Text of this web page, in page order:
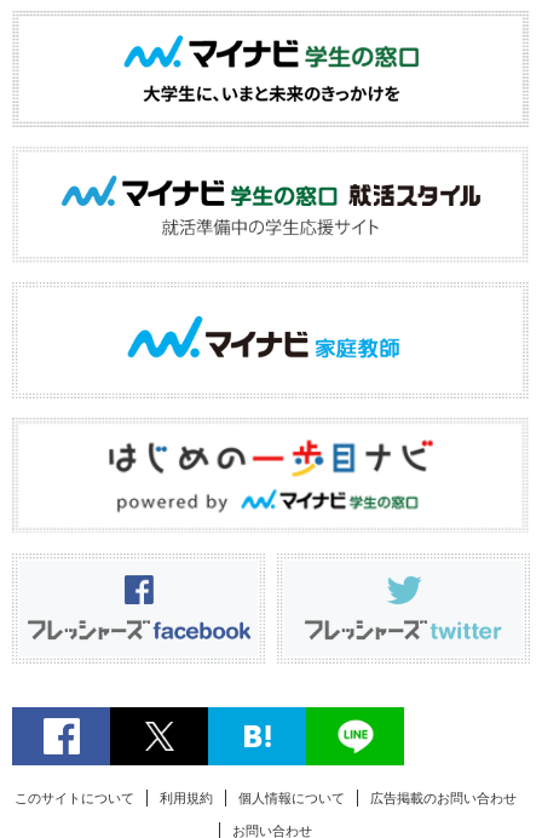
このサイトについて 利用規約 個人情報について 広告掲載のお問い合わせ
お問い合わせ